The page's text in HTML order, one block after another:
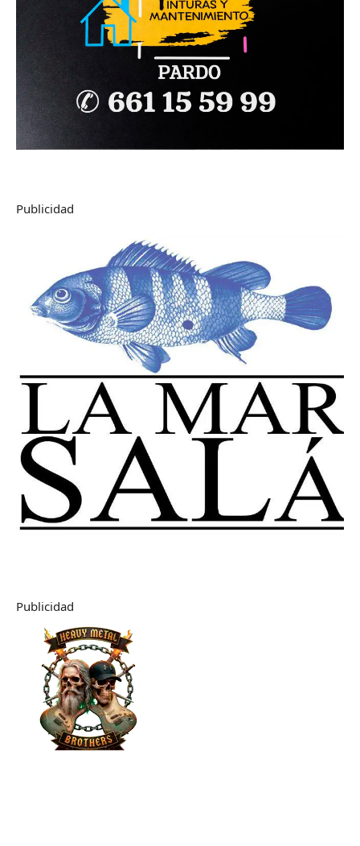
Publicidad
Publicidad